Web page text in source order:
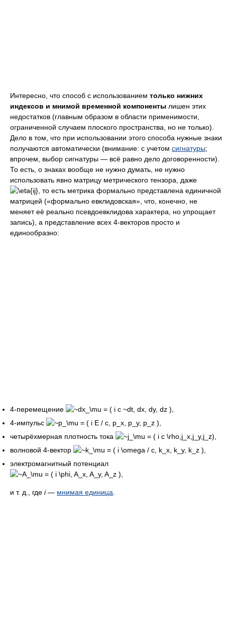
Интересно, что способ с использованием только нижних
индексов и мнимой временной компоненты лишен этих
недостатков (главным образом в области применимости,
ограниченной случаем плоского пространства, но не только).
Дело в том, что при использовании этого способа нужные знаки
получаются автоматически (внимание: с учетом сигнатуры;
впрочем, выбор сигнатуры — всё равно дело договоренности).
То есть, о знаках вообще не нужно думать, не нужно
использовать явно матрицу метрического тензора, даже
, то есть метрика формально представлена единичной
матрицей («формально евклидовская», что, конечно, не
меняет её реально псевдоевклидова характера, но упрощает
запись), а представление всех 4-векторов просто и
единообразно:
4-перемещение
4-импульс
четырёхмерная плотность тока
волновой 4-вектор
электромагнитный потенциал
и т. д., где i— мнимая единица